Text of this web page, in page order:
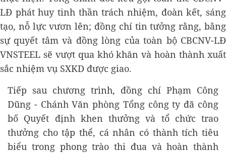
LĐ phát huy tinh thần trách nhiệm, đoàn kết, sáng
tạo, nỗ lực vươn lên; đồng chí tin tưởng rằng, bằng
sự quyết tâm và đồng lòng của toàn bộ CBCNV-LĐ
VNSTEEL sẽ vượt qua khó khăn và hoàn thành xuất
sắc nhiệm vụ SXKD được giao.
Tiếp sau chương trình, đồng chí Phạm Công
Dũng - Chánh Văn phòng Tổng công ty đã công
bố Quyết định khen thưởng và tổ chức trao
thưởng cho tập thể, cá nhân có thành tích tiêu
biểu trong phong trào thi đua và hoàn thành